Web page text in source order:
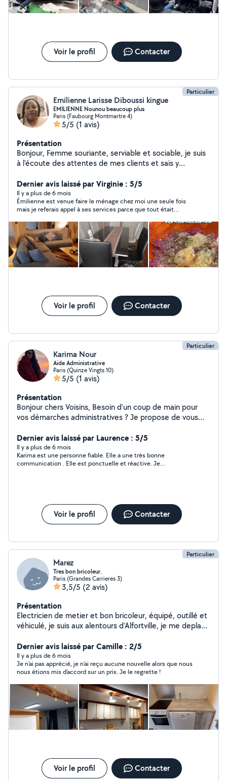
Voir le profil Contacter
Particulier
Emilienne Larisse Diboussi kingue
EMILIENNE Nounou beaucoup plus
Paris (Faubourg Montmartre 4)
5/5 (1 avis)
Présentation
Bonjour, Femme souriante, serviable et sociable, je suis
à l'écoute des attentes de mes clients et sais y
disponible immédiatement. N'hésitez pas à revenir vers
moi.
Dernier avis laissé par Virginie : 5/5
Il y a plus de 6 mois
Émilienne est venue faire le ménage chez moi une seule fois
mais je referais appel à ses services parce que tout était
tres agréable. Je recommande vivement !
Voir le profil Contacter
Particulier
Karima Nour
Aide Administrative
Paris (Quinze Vingts 10)
5/5 (1 avis)
Présentation
Bonjour chers Voisins, Besoin d'un coup de main pour
vos démarches administratives ? Je propose de vous
gestion de courriers Le classement et l'archivage de
documents Le remplissage de formulaires Le suivi de
dossiers Toute autre aide administrative de base
Rigoureuse , organisée et à l'écoute, je m'adapte à vos
Dernier avis laissé par Laurence : 5/5
Il y a plus de 6 mois
Karima est une personne fiable. Elle a une très bonne
communication . Elle est ponctuelle et réactive. Je
Voir le profil Contacter
Particulier
Marez
Tres bon bricoleur.
Paris (Grandes Carrieres 3)
3,5/5 (2 avis)
Présentation
Electricien de metier et bon bricoleur, équipé, outillé et
véhiculé, je suis aux alentours d'Alfortville, je me deplace
Dernier avis laissé par Camille : 2/5
Il y a plus de 6 mois
Je n’ai pas apprécié, je n’ai reçu aucune nouvelle alors que nous
nous étions mis d’accord sur un prix. Je le regrette !
Voir le profil Contacter